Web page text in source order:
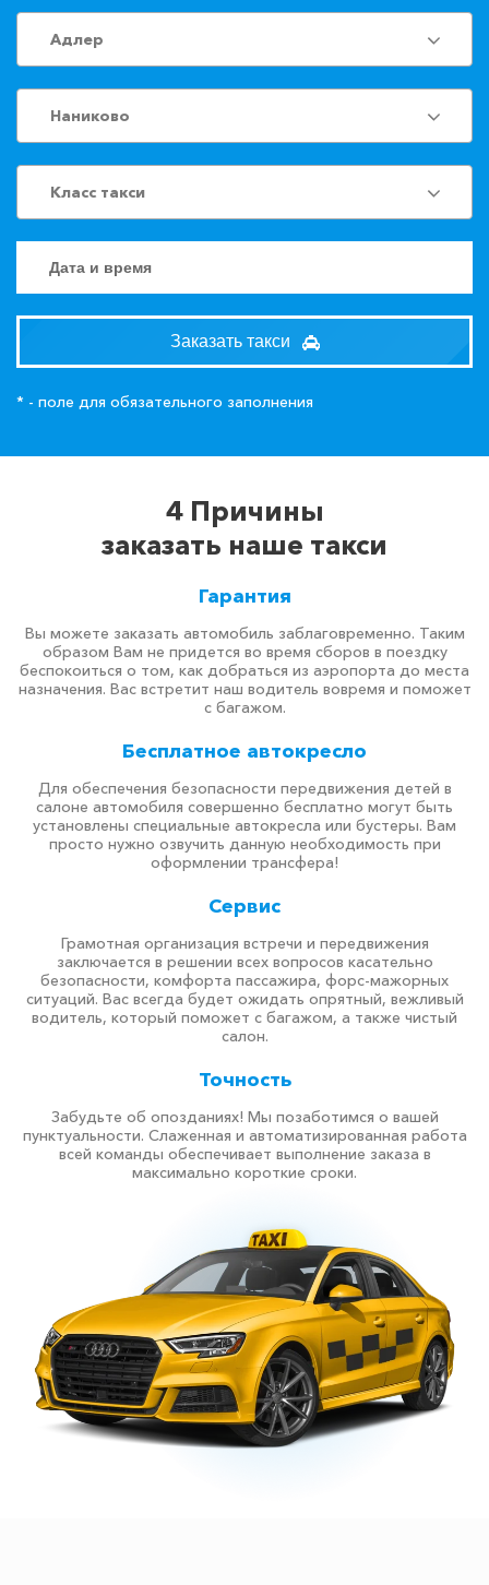
Адлер
Наниково
Класс такси
Заказать такси
* - поле для обязательного заполнения
4 Причины
заказать наше такси
Гарантия
Вы можете заказать автомобиль заблаговременно. Таким
образом Вам не придется во время сборов в поездку
беспокоиться о том, как добраться из аэропорта до места
назначения. Вас встретит наш водитель вовремя и поможет
с багажом.
Бесплатное автокресло
Для обеспечения безопасности передвижения детей в
салоне автомобиля совершенно бесплатно могут быть
установлены специальные автокресла или бустеры. Вам
просто нужно озвучить данную необходимость при
оформлении трансфера!
Сервис
Грамотная организация встречи и передвижения
заключается в решении всех вопросов касательно
безопасности, комфорта пассажира, форс-мажорных
ситуаций. Вас всегда будет ожидать опрятный, вежливый
водитель, который поможет с багажом, а также чистый
салон.
Точность
Забудьте об опозданиях! Мы позаботимся о вашей
пунктуальности. Слаженная и автоматизированная работа
всей команды обеспечивает выполнение заказа в
максимально короткие сроки.